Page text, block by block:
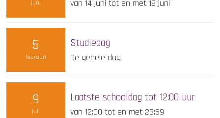
juni van 14 juni tot en met 18 juni
5
februari
Studiedag
De gehele dag
9
juli
Laatste schooldag tot 12:00 uur
van 12:00 tot en met 23:59